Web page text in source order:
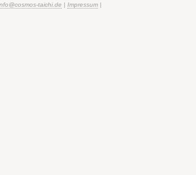
taichi.de | Impressum |